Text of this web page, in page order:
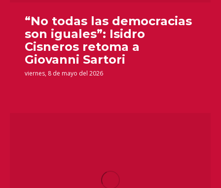
“No todas las democracias
son iguales”: Isidro
Cisneros retoma a
Giovanni Sartori
viernes, 8 de mayo del 2026